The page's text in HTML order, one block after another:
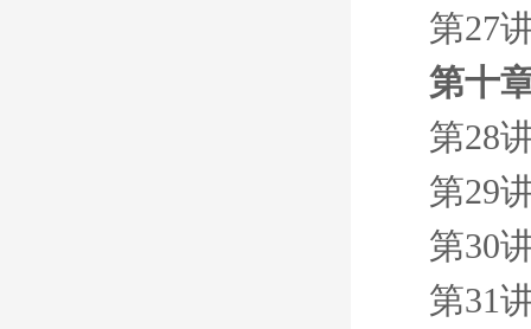
第27
第十
第28
第29
第30
第31